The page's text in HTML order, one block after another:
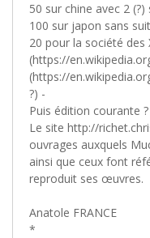
50 sur chine avec 2 (?)
100 sur japon sans
20 pour la société des
(https://
(https://
?) -
Puis édition courante ?
Le site http://
ouvrages auxquels
ainsi que ceux font
reproduit ses œuvres.
Anatole FRANCE
*